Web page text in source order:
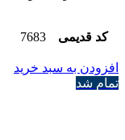
کد قدیمی 7683
افزودن به سبد خرید
تمام شد